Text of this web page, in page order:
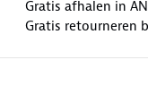
Gratis afhalen in
Gratis retourneren